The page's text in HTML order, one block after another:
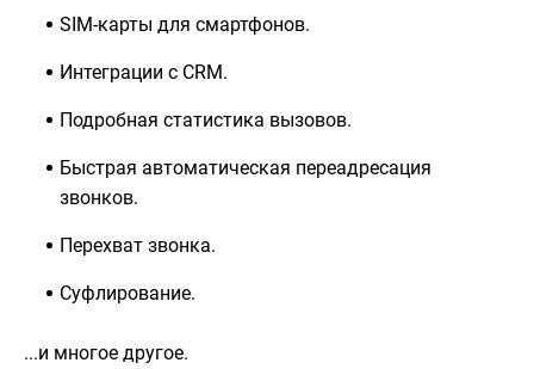
SIM-карты для смартфонов.
Интеграции с CRM.
Подробная статистика вызовов.
Быстрая автоматическая переадресация
звонков.
Перехват звонка.
Суфлирование.
...и многое другое.